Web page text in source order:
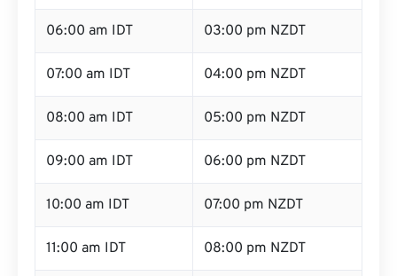
06:00 am IDT 03:00 pm NZDT
07:00 am IDT 04:00 pm NZDT
08:00 am IDT 05:00 pm NZDT
09:00 am IDT 06:00 pm NZDT
10:00 am IDT 07:00 pm NZDT
11:00 am IDT 08:00 pm NZDT